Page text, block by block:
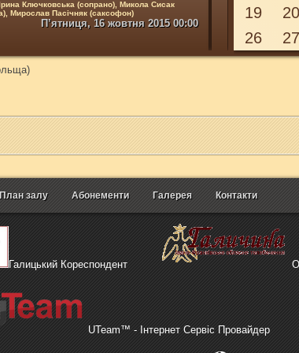
Ключковська (сопрано), Микола Сисак
Мирослав Пасічняк (саксофон)
Я.Сібеліуса, П.Чайковського,
П’ятниця, 16 жовтня 2015 00:00
Дарина Матієва
У програмі:
19
20
26
27
План залу Абонементи Галерея Контакти
Галицький Кореспондент
UTeam™ - Інтернет Сервіс Провайдер